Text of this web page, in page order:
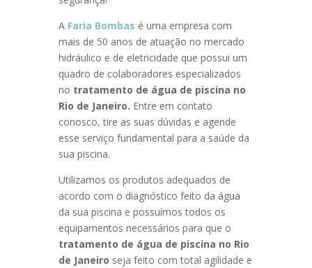
A Faria Bombas é uma empresa com
mais de 50 anos de atuação no mercado
hidráulico e de eletricidade que possui um
quadro de colaboradores especializados
no tratamento de água de piscina no
Rio de Janeiro. Entre em contato
conosco, tire as suas dúvidas e agende
esse serviço fundamental para a saúde da
sua piscina.
Utilizamos os produtos adequados de
acordo com o diagnóstico feito da água
da sua piscina e possuímos todos os
equipamentos necessários para que o
tratamento de água de piscina no Rio
de Janeiro seja feito com total agilidade e